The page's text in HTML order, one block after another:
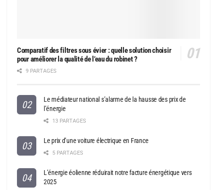
Comparatif des filtres sous évier : quelle solution choisir
pour améliorer la qualité de l’eau du robinet ?
9 PARTAGES
Le médiateur national s’alarme de la hausse des prix de
l’énergie
13 PARTAGES
Le prix d’une voiture électrique en France
5 PARTAGES
L’énergie éolienne réduirait notre facture énergétique vers
2025